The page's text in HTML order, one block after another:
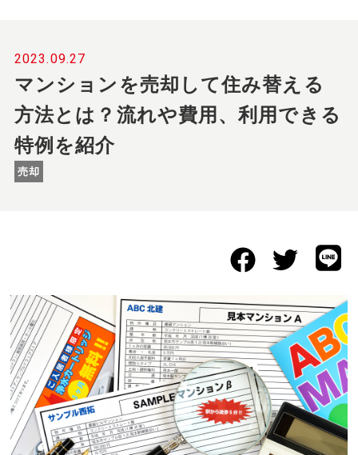
2023.09.27
マンションを売却して住み替える
方法とは？流れや費用、利用できる
特例を紹介
売却